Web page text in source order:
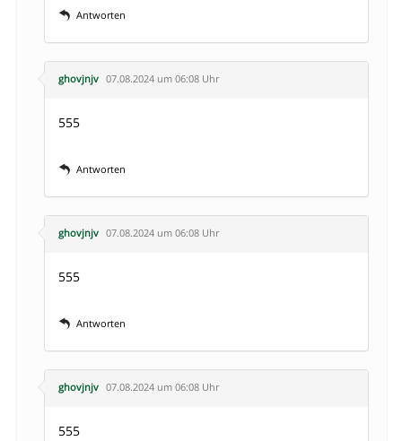
Antworten
ghovjnjv 07.08.2024 um 06:08 Uhr
555
Antworten
ghovjnjv 07.08.2024 um 06:08 Uhr
555
Antworten
ghovjnjv 07.08.2024 um 06:08 Uhr
555